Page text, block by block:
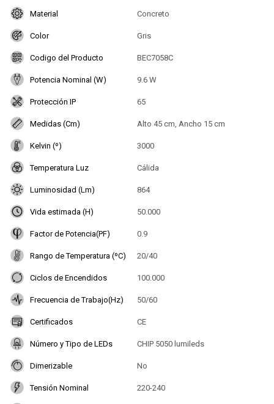
Material Concreto
Color Gris
Codigo del Producto BEC7058C
Potencia Nominal (W) 9.6 W
Protección IP 65
Medidas (Cm) Alto 45 cm, Ancho 15 cm
Kelvin (º) 3000
Temperatura Luz Cálida
Luminosidad (Lm) 864
Vida estimada (H) 50.000
Factor de Potencia(PF) 0.9
Rango de Temperatura (ºC) 20/40
Ciclos de Encendidos 100.000
Frecuencia de Trabajo(Hz) 50/60
Certificados CE
Número y Tipo de LEDs CHIP 5050 lumileds
Dimerizable No
Tensión Nominal 220-240